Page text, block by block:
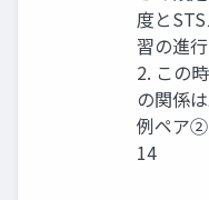
度と
習の進
2. この
の関係
例ペア
14